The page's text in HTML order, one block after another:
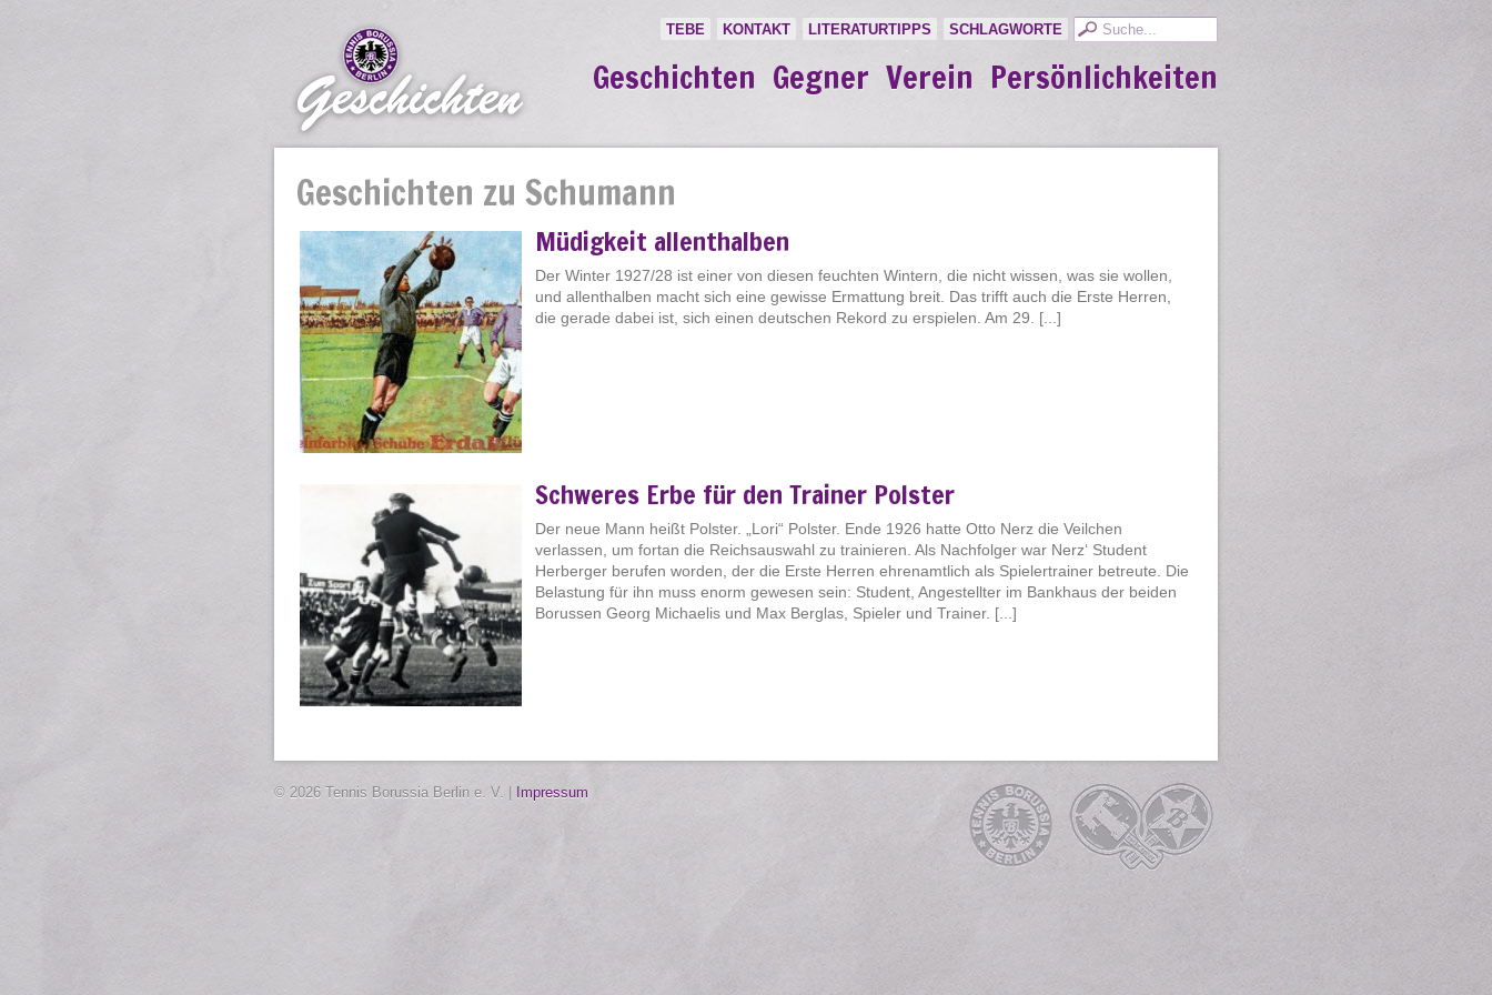
TEBE KONTAKT LITERATURTIPPS SCHLAGWORTE
Geschichten Gegner Verein Persönlichkeiten
Geschichten zu Schumann
Müdigkeit allenthalben
Der Winter 1927/28 ist einer von diesen feuchten Wintern, die nicht wissen, was sie wollen,
und allenthalben macht sich eine gewisse Ermattung breit. Das trifft auch die Erste Herren,
die gerade dabei ist, sich einen deutschen Rekord zu erspielen. Am 29. [...]
Schweres Erbe für den Trainer Polster
Der neue Mann heißt Polster. „Lori“ Polster. Ende 1926 hatte Otto Nerz die Veilchen
verlassen, um fortan die Reichsauswahl zu trainieren. Als Nachfolger war Nerz‘ Student
Herberger berufen worden, der die Erste Herren ehrenamtlich als Spielertrainer betreute. Die
Belastung für ihn muss enorm gewesen sein: Student, Angestellter im Bankhaus der beiden
Borussen Georg Michaelis und Max Berglas, Spieler und Trainer. [...]
© 2026 Tennis Borussia Berlin e. V. | Impressum